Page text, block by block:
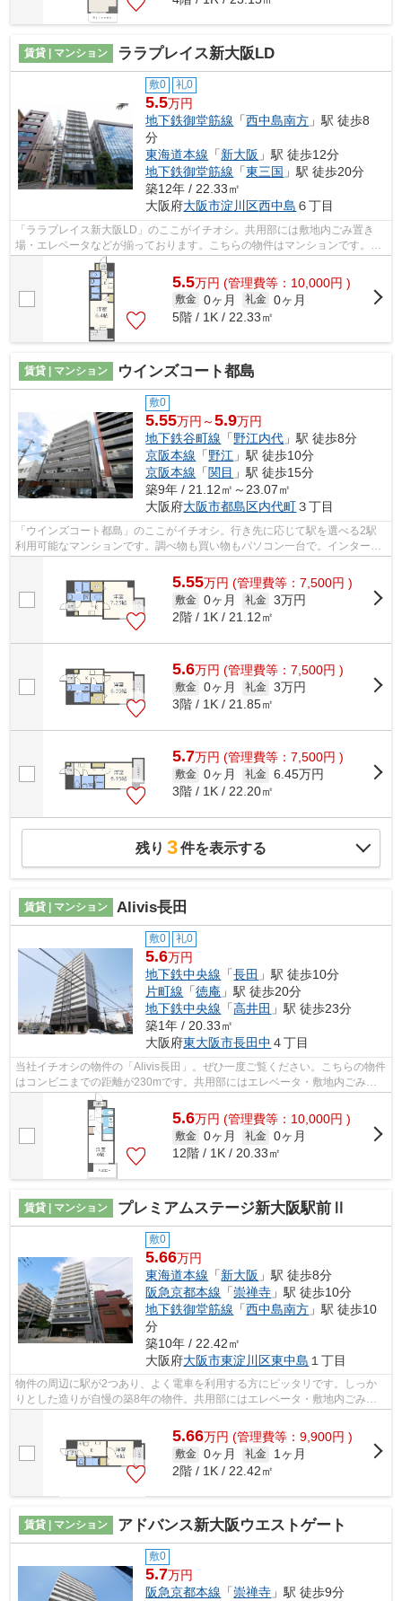
賃貸 | マンション ララプレイス新大阪LD
敷0 礼0
5.5万円
地下鉄御堂筋線 「西中島南方 」駅 徒歩8
分
東海道本線 「新大阪 」駅 徒歩12分
地下鉄御堂筋線 「東三国 」駅 徒歩20分
築12年 / 22.33㎡
大阪府大阪市淀川区西中島 ６丁目
「ララプレイス新大阪LD」のここがイチオシ。共用部には敷地内ごみ置き
場・エレベータなどが揃っております。こちらの物件はマンションです。通
勤やお出かけに便利な、徒歩8分に駅のあ...
5.5万円 (管理費等：10,000円 )
敷金 0ヶ月 礼金 0ヶ月
5階 / 1K / 22.33㎡
賃貸 | マンション ウインズコート都島
敷0
5.55万円～5.9万円
地下鉄谷町線 「野江内代 」駅 徒歩8分
京阪本線 「野江 」駅 徒歩10分
京阪本線 「関目 」駅 徒歩15分
築9年 / 21.12㎡～23.07㎡
大阪府大阪市都島区内代町３丁目
「ウインズコート都島」のここがイチオシ。行き先に応じて駅を選べる2駅
利用可能なマンションです。調べ物も買い物もパソコン一台で。インターネ
ット有り物件で試してみて下さい。利便...
5.55万円 (管理費等：7,500円 )
敷金 0ヶ月 礼金 3万円
2階 / 1K / 21.12㎡
5.6万円 (管理費等：7,500円 )
敷金 0ヶ月 礼金 3万円
3階 / 1K / 21.85㎡
5.7万円 (管理費等：7,500円 )
敷金 0ヶ月 礼金 6.45万円
3階 / 1K / 22.20㎡
残り 3件を表示する
賃貸 | マンション Alivis長田
敷0 礼0
5.6万円
地下鉄中央線 「長田 」駅 徒歩10分
片町線 「徳庵 」駅 徒歩20分
地下鉄中央線 「高井田 」駅 徒歩23分
築1年 / 20.33㎡
大阪府東大阪市長田中 ４丁目
当社イチオシの物件の「Alivis長田」。ぜひ一度ご覧ください。こちらの物件
はコンビニまでの距離が230mです。共用部にはエレベータ・敷地内ごみ置
き場などが揃っております。こちらは...
5.6万円 (管理費等：10,000円 )
敷金 0ヶ月 礼金 0ヶ月
12階 / 1K / 20.33㎡
賃貸 | マンション プレミアムステージ新大阪駅前Ⅱ
敷0
5.66万円
東海道本線 「新大阪 」駅 徒歩8分
阪急京都本線 「崇禅寺 」駅 徒歩10分
地下鉄御堂筋線 「西中島南方 」駅 徒歩10
分
築10年 / 22.42㎡
大阪府大阪市東淀川区東中島 １丁目
物件の周辺に駅が2つあり、よく電車を利用する方にピッタリです。しっか
りとした造りが自慢の築8年の物件。共用部にはエレベータ・敷地内ごみ置
5.66万円 (管理費等：9,900円 )
敷金 0ヶ月 礼金
1ヶ月
2階 / 1K / 22.42㎡
賃貸 | マンション アドバンス新大阪ウエストゲート
敷0
5.7万円
阪急京都本線 「崇禅寺 」駅 徒歩9分